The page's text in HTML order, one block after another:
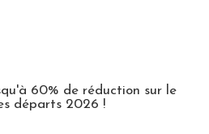
60% de réduction sur le
départs 2026 !